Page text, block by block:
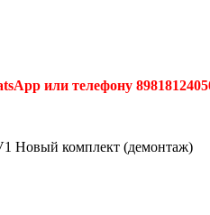
или телефону
Новый комплект (демонтаж)